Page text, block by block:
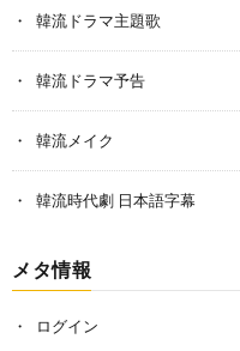
韓流ドラマ主題歌
韓流ドラマ予告
韓流メイク
韓流時代劇 日本語字幕
メタ情報
ログイン